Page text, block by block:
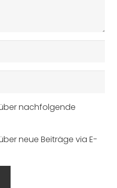
nachfolgende
neue Beiträge via E-